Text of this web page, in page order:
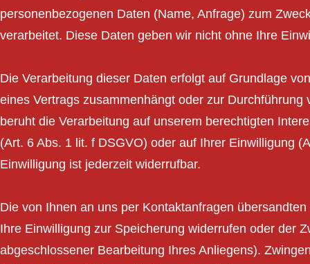
personenbezogenen Daten (Name, Anfrage) zum
verarbeitet. Diese Daten geben wir nicht ohne Ihre
Die Verarbeitung dieser Daten erfolgt auf Grundlage
eines Vertrags zusammenhängt oder zur
beruht die Verarbeitung auf unserem berechtigten
(Art. 6 Abs. 1 lit. f DSGVO) oder auf Ihrer Einwilligung
Einwilligung ist jederzeit widerrufbar.
Die von Ihnen an uns per Kontaktanfragen
Ihre Einwilligung zur Speicherung widerrufen oder der
abgeschlossener Bearbeitung Ihres Anliegens).